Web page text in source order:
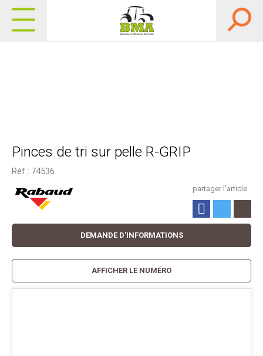
Pinces de tri sur pelle R-GRIP
Réf : 74536
partager l'article
DEMANDE D'INFORMATIONS
AFFICHER LE NUMÉRO